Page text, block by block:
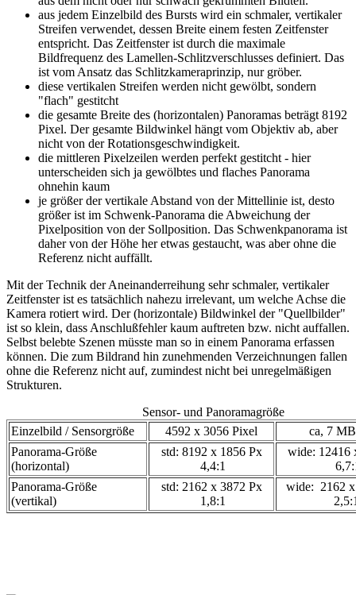
aus jedem Einzelbild des Bursts wird ein schmaler, vertikaler
Streifen verwendet, dessen Breite einem festen Zeitfenster
entspricht. Das Zeitfenster ist durch die maximale
Bildfrequenz des Lamellen-Schlitzverschlusses definiert. Das
ist vom Ansatz das Schlitzkameraprinzip, nur gröber.
diese vertikalen Streifen werden nicht gewölbt, sondern
"flach" gestitcht
die gesamte Breite des (horizontalen) Panoramas beträgt 8192
Pixel. Der gesamte Bildwinkel hängt vom Objektiv ab, aber
nicht von der Rotationsgeschwindigkeit.
die mittleren Pixelzeilen werden perfekt gestitcht - hier
unterscheiden sich ja gewölbtes und flaches Panorama
ohnehin kaum
je größer der vertikale Abstand von der Mittellinie ist, desto
größer ist im Schwenk-Panorama die Abweichung der
Pixelposition von der Sollposition. Das Schwenkpanorama ist
daher von der Höhe her etwas gestaucht, was aber ohne die
Referenz nicht auffällt.
Mit der Technik der Aneinanderreihung sehr schmaler, vertikaler
Zeitfenster ist es tatsächlich nahezu irrelevant, um welche Achse die
Kamera rotiert wird. Der (horizontale) Bildwinkel der "Quellbilder"
ist so klein, dass Anschlußfehler kaum auftreten bzw. nicht auffallen.
Selbst belebte Szenen müsste man so in einem Panorama erfassen
können. Die zum Bildrand hin zunehmenden Verzeichnungen fallen
ohne die Referenz nicht auf, zumindest nicht bei unregelmäßigen
Strukturen.
Sensor- und Panoramagröße
Einzelbild / Sensorgröße
4592 x 3056 Pixel
ca, 7
Panorama-Größe
(horizontal)
std: 8192 x 1856 Px
4,4:1
wide: 12416
Panorama-Größe
(vertikal)
std: 2162 x 3872 Px
1,8:1
wide: 2162